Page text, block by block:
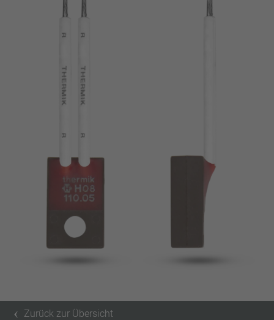
Filter schließen
Zurück zur Übersicht